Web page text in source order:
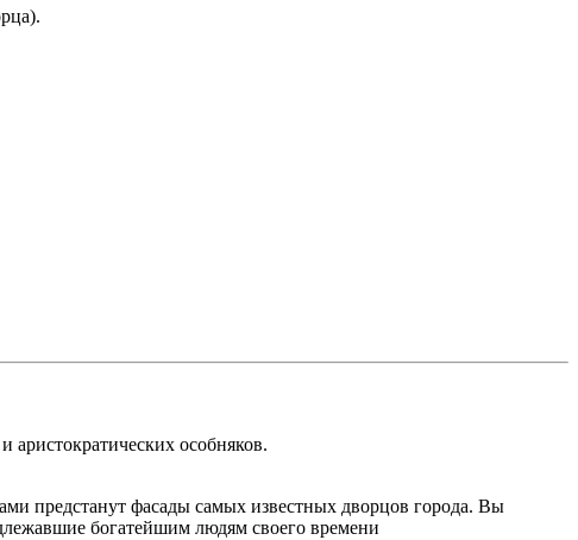
особняков.
предстанут фасады самых известных дворцов города. Вы
богатейшим людям своего времени